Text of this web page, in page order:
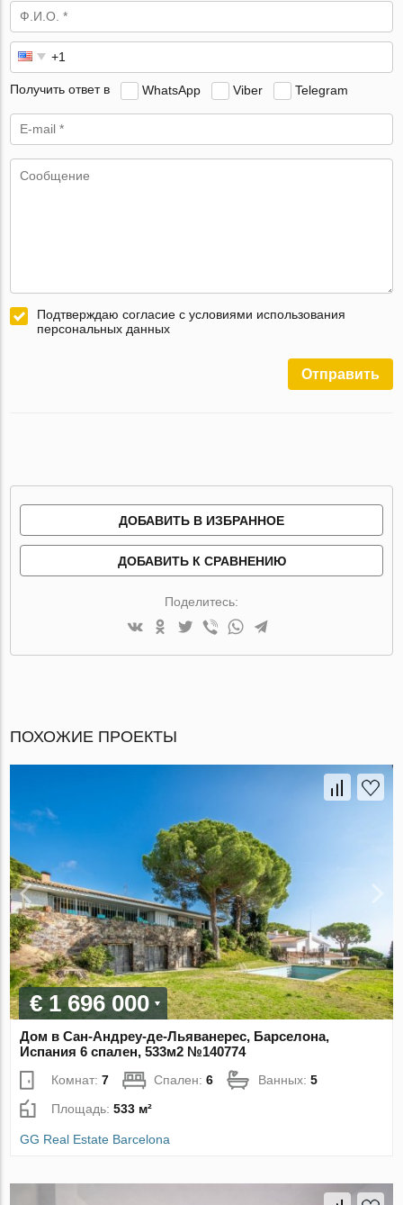
Получить ответ в WhatsApp Viber Telegram
Подтверждаю согласие с условиями использования
персональных данных
Отправить
ДОБАВИТЬ В ИЗБРАННОЕ
ДОБАВИТЬ К СРАВНЕНИЮ
Поделитесь:
ПОХОЖИЕ ПРОЕКТЫ
€ 1 696 000
Дом в Сан-Андреу-де-Льяванерес, Барселона,
Испания 6 спален, 533м2 №140774
Комнат:7 Спален:6 Ванных:5
Площадь:533 м²
GG Real Estate Barcelona